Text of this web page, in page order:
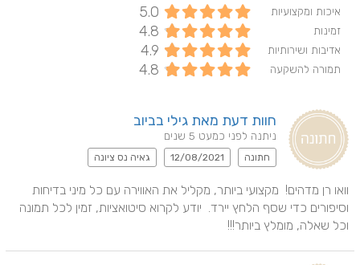
איכות ומקצועיות 5.0
זמינות 4.8
אדיבות ושירותיות 4.9
תמורה להשקעה 4.8
חוות דעת מאת גילי בביוב
ניתנה לפני כמעט 5 שנים
חתונה 12/08/2021 גאיה נס ציונה
וכל שאלה, מומלץ ביותר!!!